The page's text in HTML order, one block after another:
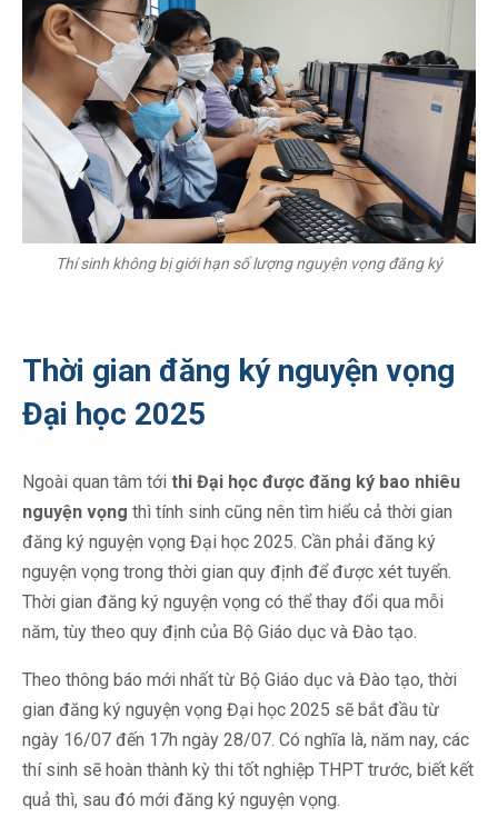
Thí sinh không bị giới hạn số lượng nguyện vọng đăng ký
Thời gian đăng ký nguyện vọng
Đại học 2025
Ngoài quan tâm tới thi Đại học được đăng ký bao nhiêu
nguyện vọng thì tính sinh cũng nên tìm hiểu cả thời gian
đăng ký nguyện vọng Đại học 2025. Cần phải đăng ký
nguyện vọng trong thời gian quy định để được xét tuyển.
Thời gian đăng ký nguyện vọng có thể thay đổi qua mỗi
năm, tùy theo quy định của Bộ Giáo dục và Đào tạo.
Theo thông báo mới nhất từ Bộ Giáo dục và Đào tạo, thời
gian đăng ký nguyện vọng Đại học 2025 sẽ bắt đầu từ
ngày 16/07 đến 17h ngày 28/07. Có nghĩa là, năm nay, các
thí sinh sẽ hoàn thành kỳ thi tốt nghiệp THPT trước, biết kết
quả thì, sau đó mới đăng ký nguyện vọng.